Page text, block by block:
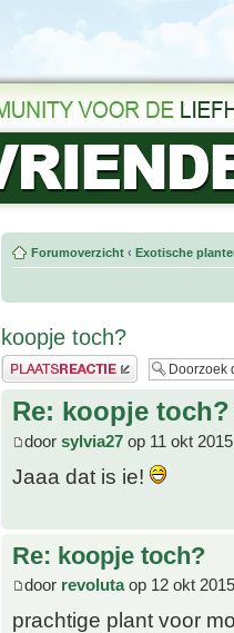
Forumoverzicht ‹ Exotische
koopje toch?
Plaats een reactie
Re: koopje toch?
door sylvia27 op 11 okt
Jaaa dat is ie!
Re: koopje toch?
door revolutaop 12 okt
prachtige plant voor